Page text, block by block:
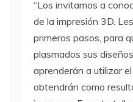
“Los invitamos a
de la impresión 3D.
primeros pasos, para
plasmados sus
aprenderán a utilizar
obtendrán como